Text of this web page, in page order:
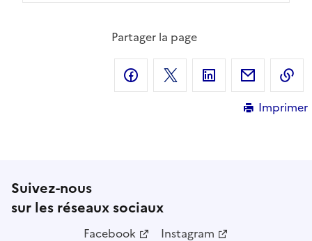
Partager la page
Partager sur Facebook
Partager sur XPartager sur
Imprimer
Suivez-nous
sur les réseaux sociaux
Facebook Instagram